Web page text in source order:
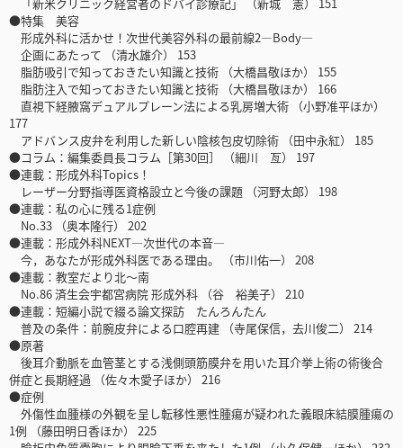
●特集 美容
形成外科に活かせ！次世代美容外科の最前線2―Body―
企画にあたって （清水雄介） 153
脂肪吸引で知っておきたい知識と技術 （大橋昌敬ほか） 155
脂肪注入で知っておきたい知識と技術 （大橋昌敬ほか） 166
直視下経腋窩デュアルプレーン法による乳房増大術 （小野准平ほか）
177
アドバンス皮弁を利用した新しい陰核包皮切除術 （田中永紅） 185
●コラム：編集委員長コラム［第30回］ （細川 亙） 197
●連載：形成外科Topics！
レーザー分野指導医資格設立と今後の課題 （河野太郎） 198
●連載：私の心に残る1症例
No.33 （奥本隆行） 202
●連載：形成外科NEXT―次世代の本音―
今，あなたが形成外科医である理由。 （市川佑一） 208
●連載：教室だより北～南
No.86 済生会宇都宮病院 形成外科 （谷 裕美子） 210
●連載：短編小説で綴る論文探訪 たんろんたん
普及の条件：前腕皮弁による口腔再建 （寺尾保信，去川俊二） 214
●原著
後耳介動脈を血管茎とする浅側頭筋膜弁を用いた耳介挙上術の術後合
併症と長期経過 （佐々木愛子ほか） 216
●症例
外傷性血腫様の外観を呈し転移性悪性腫瘍が疑われた義眼床結膜腫瘍の
1例 （藤田明日香ほか） 225